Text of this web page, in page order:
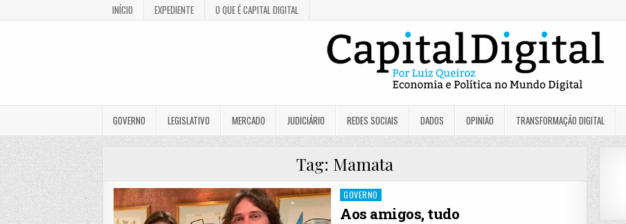
INÍCIO EXPEDIENTE O QUE É CAPITAL DIGITAL
GOVERNO LEGISLATIVO MERCADO JUDICIÁRIO REDES SOCIAIS DADOS OPINIÃO TRANSFORMAÇÃO DIGITAL
Tag: Mamata
Posted
in
GOVERNO
Aos amigos, tudo